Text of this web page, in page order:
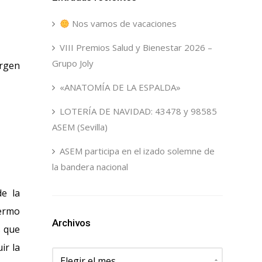
la
que
la
Nos vamos de vacaciones
VIII Premios Salud y Bienestar 2026 –
Grupo Joly
«ANATOMÍA DE LA ESPALDA»
LOTERÍA DE NAVIDAD: 43478 y 98585
ASEM (Sevilla)
ASEM participa en el izado solemne de
la bandera nacional
Archivos
Archivos